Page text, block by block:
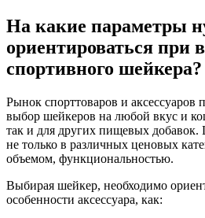
На какие параметры
ориентироваться при
спортивного шейкера?
Рынок спорттоваров и аксессуаров
выбор шейкеров на любой вкус и
так и для других пищевых
не только в различных ценовых
объемом, функциональностью.
Выбирая шейкер, необходимо
особенности аксессуара, как: